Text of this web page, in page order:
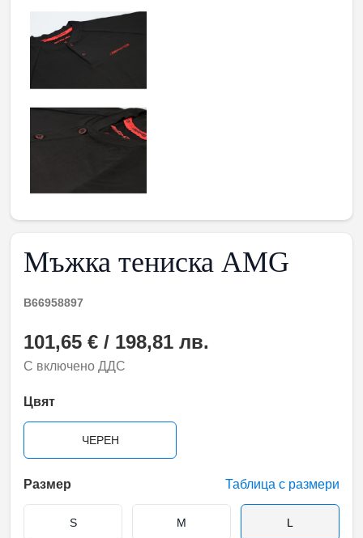
Мъжка тениска AMG
B66958897
101,65 € / 198,81 лв.
С включено ДДС
Цвят
ЧЕРЕН
Размер Таблица с размери
S M L